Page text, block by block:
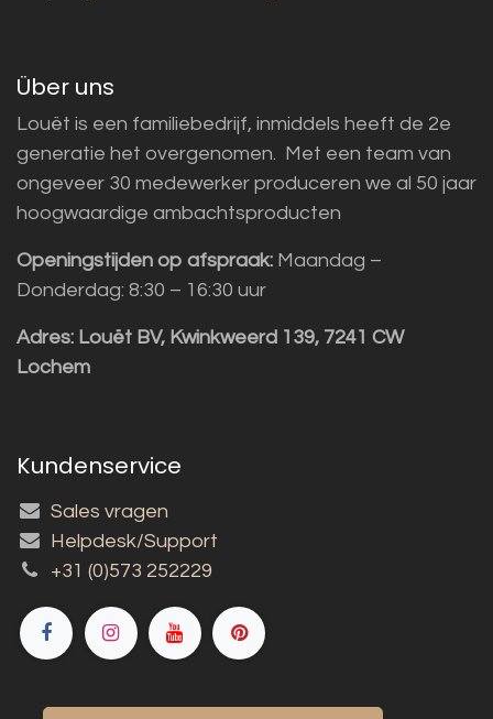
Über uns
Louët is een familiebedrijf, inmiddels heeft de 2e
generatie het overgenomen. Met een team van
ongeveer 30 medewerker produceren we al 50 jaar
hoogwaardige ambachtsproducten
Openingstijden op afspraak: Maandag –
Donderdag: 8:30 – 16:30 uur
Adres: Louët BV, Kwinkweerd 139, 7241 CW
Lochem
Kundenservice
Sales vragen
Helpdesk/Support
+31 (0)573 252229